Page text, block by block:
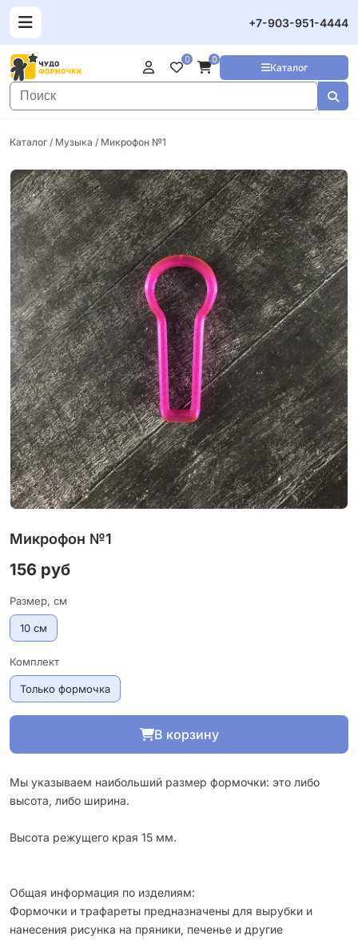
+7-903-951-4444
Каталог
0 0
Каталог / Музыка / Микрофон №1
Микрофон №1
156 руб
Размер, см
10 см
Комплект
Только формочка
В корзину
Мы указываем наибольший размер формочки: это либо
высота, либо ширина.
Высота режущего края 15 мм.
Общая информация по изделиям:
Формочки и трафареты предназначены для вырубки и
нанесения рисунка на пряники, печенье и другие